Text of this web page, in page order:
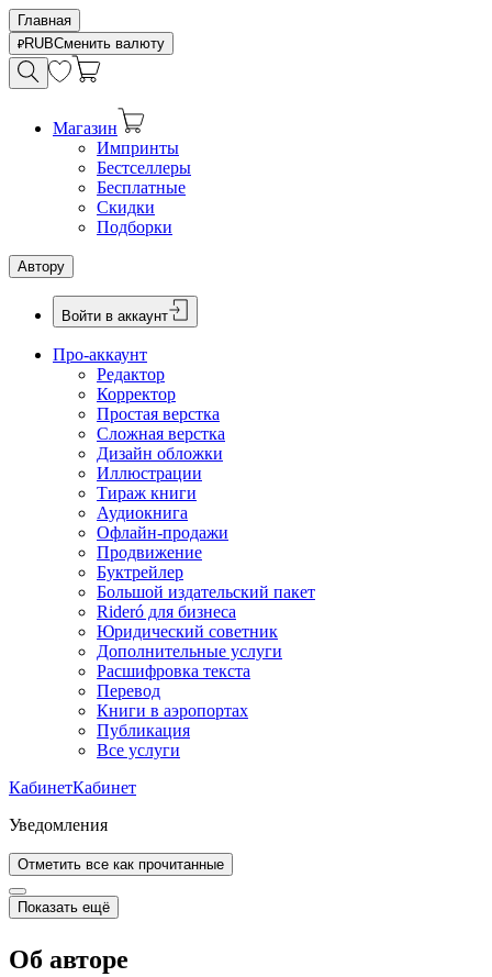
Главная
RUBСменить валюту
Магазин
Импринты
Бестселлеры
Бесплатные
Скидки
Подборки
Автору
Войти в аккаунт
Про-аккаунт
Редактор
Корректор
Простая верстка
Сложная верстка
Дизайн обложки
Иллюстрации
Тираж книги
Аудиокнига
Офлайн-продажи
Продвижение
Буктрейлер
Большой издательский пакет
Rideró для бизнеса
Юридический советник
Дополнительные услуги
Расшифровка текста
Перевод
Книги в аэропортах
Публикация
Все услуги
КабинетКабинет
Уведомления
Отметить все как прочитанные
Показать ещё
Об авторе